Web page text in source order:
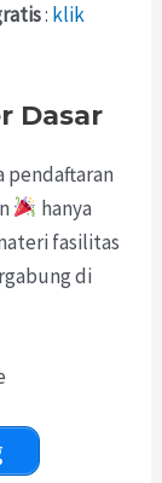
: klik
Dasar
pendaftaran
hanya
fasilitas
di